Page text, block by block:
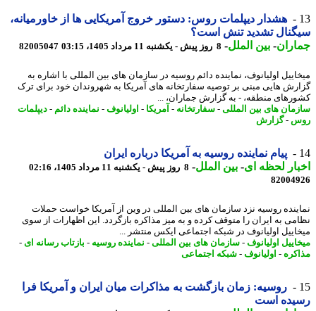
هشدار دیپلمات روس: دستور خروج آمریکایی ها از خاورمیانه،
تشدید تنش است؟
- بین الملل-8 روز پیش - یکشنبه 11 مرداد 1405، 03:15 82005047
اولیانوف، نماینده دائم روسیه در سازمان های بین المللی با اشاره به
هایی مبنی بر توصیه سفارتخانه های آمریکا به شهروندان خود برای ترک
منطقه، - به گزارش جماران، ...
های بین المللی-سفارتخانه-آمریکا- اولیانوف-نماینده دائم - دیپلمات
-گزارش
پیام نماینده روسیه به آمریکا درباره ایران
لحظه ای- بین الملل-8 روز پیش - یکشنبه 11 مرداد 1405، 02:16
روسیه نزد سازمان های بین المللی در وین از آمریکا خواست حملات
به ایران را متوقف کرده و به میز مذاکره بازگردد. این اظهارات از سوی
اولیانوف در شبکه اجتماعی ایکس منتشر ...
اولیانوف-سازمان های بین المللی-نماینده روسیه-بازتاب رسانه ای-
-اولیانوف-شبکه اجتماعی
روسیه: زمان بازگشت به مذاکرات میان ایران و آمریکا فرا
است